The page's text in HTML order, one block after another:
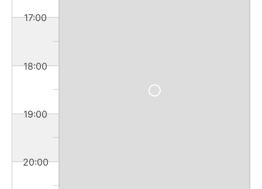
17:00
18:00
19:00
20:00